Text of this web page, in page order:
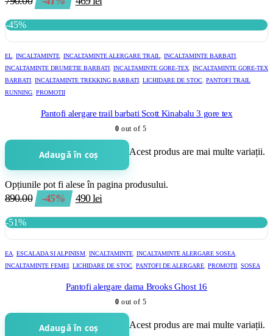
-45%
EL INCALTAMINTE INCALTAMINTE ALERGARE TRAIL INCALTAMINTE BARBATI
INCALTAMINTE DRUMETIE BARBATI INCALTAMINTE GORE-TEX INCALTAMINTE GORE-TEX
BARBATI INCALTAMINTE TREKKING BARBATI LICHIDARE DE STOC PANTOFI TRAIL
RUNNING PROMOTII
Pantofi alergare trail barbati Scott Kinabalu 3 gore tex
0 out of 5
Adaugă în coș Acest produs are mai multe variații.
Opțiunile pot fi alese în pagina produsului.
890.00 -45% 490lei
-51%
EA ESCALADA SI ALPINISM INCALTAMINTE INCALTAMINTE ALERGARE SOSEA
INCALTAMINTE FEMEI LICHIDARE DE STOC PANTOFI DE ALERGARE PROMOTII SOSEA
Pantofi alergare dama Brooks Ghost 16
0 out of 5
Adaugă în coș Acest produs are mai multe variații.